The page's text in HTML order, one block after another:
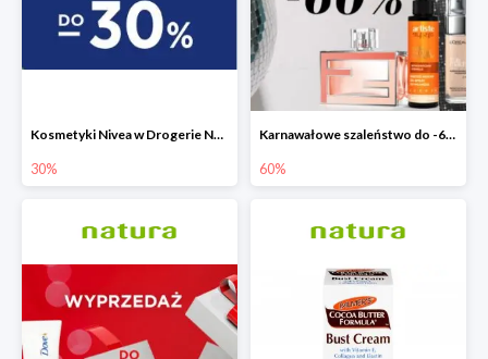
Kosmetyki Nivea w Drogerie Natura do -30%
30%
Karnawałowe szaleństwo do -60% w Drogerie Natura
60%